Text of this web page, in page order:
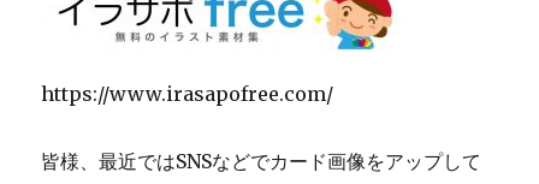
https://www.irasapofree.com/
皆様、最近ではSNSなどでカード画像をアップして